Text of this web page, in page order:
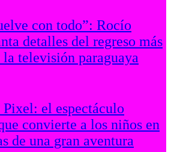
con todo”: Rocío
detalles del regreso más
la televisión paraguaya
el espectáculo
convierte a los niños en
de una gran aventura